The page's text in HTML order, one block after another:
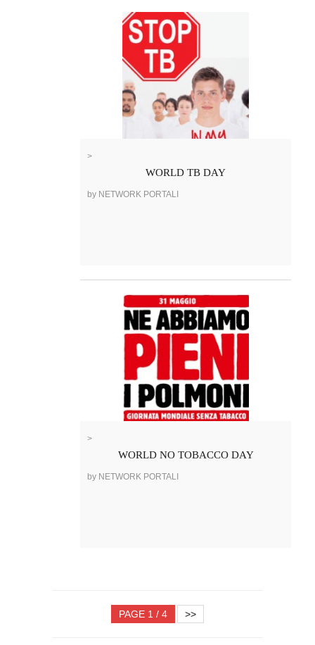
>
WORLD TB DAY
by NETWORK PORTALI
>
WORLD NO TOBACCO DAY
by NETWORK PORTALI
PAGE 1 / 4 >>